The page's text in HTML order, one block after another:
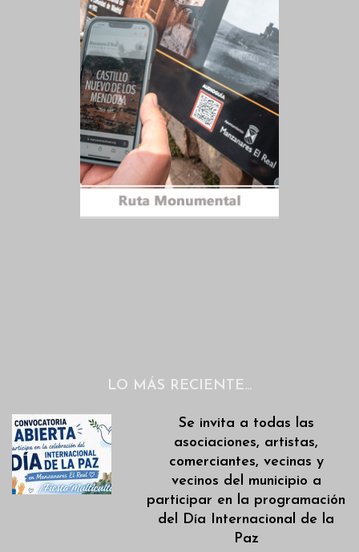
LO MÁS RECIENTE…
Se invita a todas las
asociaciones, artistas,
comerciantes, vecinas y
vecinos del municipio a
participar en la programación
del Día Internacional de la
Paz